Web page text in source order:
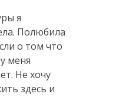
я
Полюбила
о том что
меня
Не хочу
здесь и